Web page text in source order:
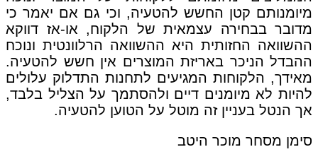
מיומנותם קטן החשש להטעיה, וכי גם אם יאמר כי
מדובר בבחירה עצמאית של הלקוח, או-אז דווקא
ההשוואה החזותית היא ההשוואה הרלוונטית ונוכח
ההבדל הניכר באריזת המוצרים אין חשש להטעיה.
מאידך, הלקוחות המגיעים לתחנות התדלוק עלולים
להיות לא מיומנים דיים ולהסתמך על הצליל בלבד,
אך הנטל בעניין זה מוטל על הטוען להטעיה.
סימן מסחר מוכר היטב